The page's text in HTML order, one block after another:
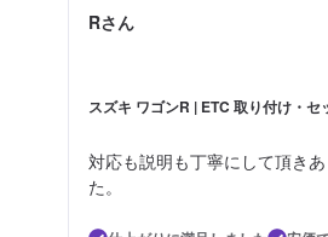
Rさん
スズキ ワゴンR | ETC 取り付け・
対応も説明も丁寧にして頂き
た。